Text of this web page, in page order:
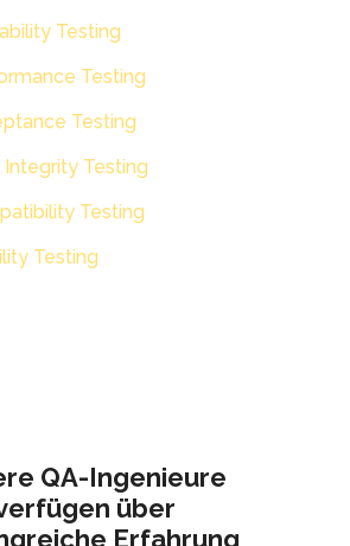
Testing
Testing
Testing
Integrity Testing
Testing
Testing
QA-Ingenieure
über
Erfahrung